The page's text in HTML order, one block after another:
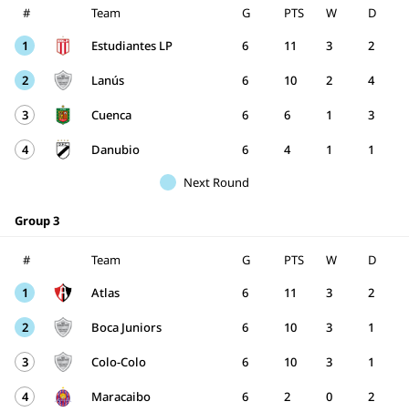
# Team G W D
PTS
1
Estudiantes LP 6 3 2
11
2 Lanús 6 2 4
10
3 Cuenca 6 1 3
6
4 Danubio 6 1 1
4
Next Round
Group 3
# Team G W D
PTS
1
Atlas 6 3 2
11
2 Boca Juniors 6 3 1
10
3 Colo-Colo 6 3 1
10
4 Maracaibo 6 0 2
2